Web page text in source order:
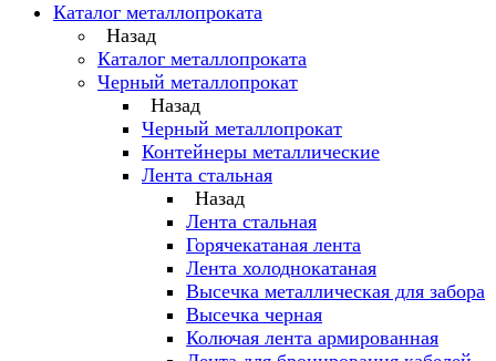
Каталог металлопроката
Назад
Каталог металлопроката
Черный металлопрокат
Назад
Черный металлопрокат
Контейнеры металлические
Лента стальная
Назад
Лента стальная
Горячекатаная лента
Лента холоднокатаная
Высечка металлическая для забора
Высечка черная
Колючая лента армированная